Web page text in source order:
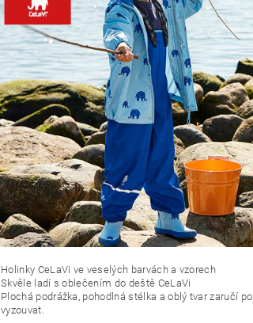
Holinky CeLaVi ve veselých barvách a vzorech
Skvěle ladí s oblečením do deště CeLaVi
Plochá podrážka, pohodlná stélka a oblý tvar zaručí
vyzouvat.